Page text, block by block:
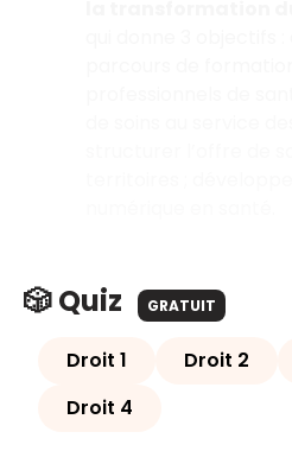
🎲 Quiz GRATUIT
Droit 1 Droit 2
Droit 4